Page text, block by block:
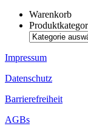
Warenkorb
Impressum
Datenschutz
Barrierefreiheit
AGBs